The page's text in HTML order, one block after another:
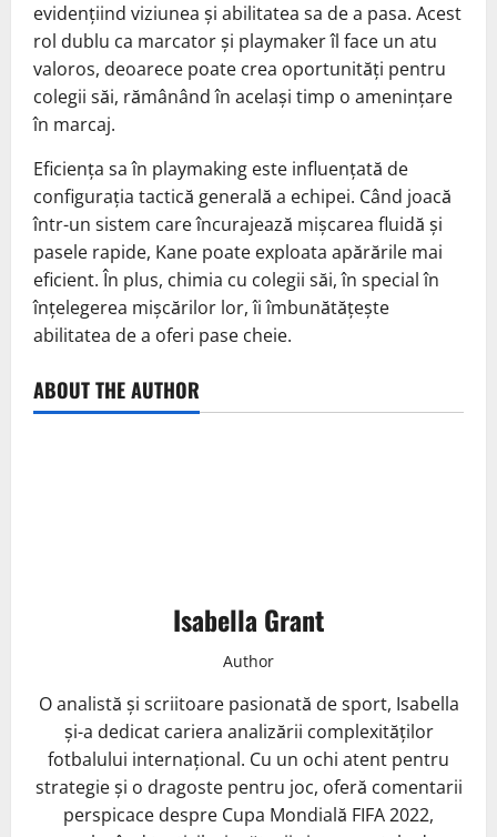
evidențiind viziunea și abilitatea sa de a pasa. Acest
rol dublu ca marcator și playmaker îl face un atu
valoros, deoarece poate crea oportunități pentru
colegii săi, rămânând în același timp o amenințare
în marcaj.
Eficiența sa în playmaking este influențată de
configurația tactică generală a echipei. Când joacă
într-un sistem care încurajează mișcarea fluidă și
pasele rapide, Kane poate exploata apărările mai
eficient. În plus, chimia cu colegii săi, în special în
înțelegerea mișcărilor lor, îi îmbunătățește
abilitatea de a oferi pase cheie.
ABOUT THE AUTHOR
Isabella Grant
Author
O analistă și scriitoare pasionată de sport, Isabella
și-a dedicat cariera analizării complexităților
fotbalului internațional. Cu un ochi atent pentru
strategie și o dragoste pentru joc, oferă comentarii
perspicace despre Cupa Mondială FIFA 2022,